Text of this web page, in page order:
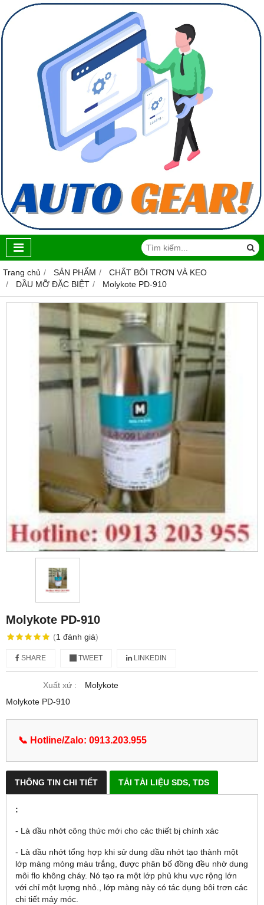
Trang chủ SẢN PHẨM
CHẤT BÔI TRƠN VÀ KEO
DẦU MỠ ĐẶC BIỆT
Molykote PD-910
Molykote PD-910
(1 đánh giá)
SHARE TWEET LINKEDIN
Xuất xứ :
Molykote
Molykote PD-910
📞 Hotline/Zalo: 0913.203.955
THÔNG TIN CHI TIẾT TẢI TÀI LIỆU SDS, TDS
:
- Là dầu nhớt công thức mới cho các thiết bị chính xác
- Là dầu nhớt tổng hợp khi sử dung dầu nhớt tạo thành một
lớp màng mỏng màu trắng, được phân bố đồng đều nhờ dung
môi flo không cháy. Nó tạo ra một lớp phủ khu vực rộng lớn
với chỉ một lượng nhỏ., lớp màng này có tác dụng bôi trơn các
chi tiết máy móc.